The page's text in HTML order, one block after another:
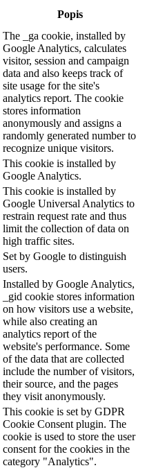
Popis
The _ga cookie, installed by
Google Analytics, calculates
visitor, session and campaign
data and also keeps track of
site usage for the site's
analytics report. The cookie
stores information
anonymously and assigns a
randomly generated number to
recognize unique visitors.
This cookie is installed by
Google Analytics.
This cookie is installed by
Google Universal Analytics to
restrain request rate and thus
limit the collection of data on
high traffic sites.
Set by Google to distinguish
users.
Installed by Google Analytics,
_gid cookie stores information
on how visitors use a website,
while also creating an
analytics report of the
website's performance. Some
of the data that are collected
include the number of visitors,
their source, and the pages
they visit anonymously.
This cookie is set by GDPR
Cookie Consent plugin. The
cookie is used to store the user
consent for the cookies in the
category "Analytics".